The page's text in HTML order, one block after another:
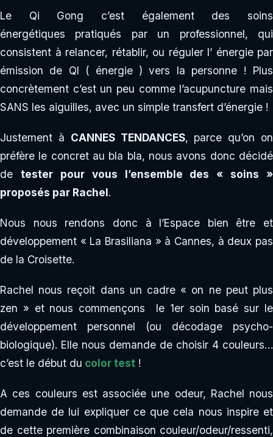
Le Qi Gong c’est également des soins
énergétiques pratiqués par un professionnel, qui
consistent à relancer, rétablir, ou réguler l’ énergie par
émission de QI ( énergie ) vers la personne ! Plus
concrètement c’est un peu comme l’acupuncture mais
SANS les aiguilles, avec un simple transfert d’énergie !
Justement à CANNES TENDANCES, parce qu’on on
préfère le concret au bla bla, nous avons donc décidé
de tester pour vous l’ensemble des « soins »
proposés par Rachel.
Nous nous rendons donc à l’Espace bien être et
développement « La Brasiliana » à Cannes, à deux pas
de la Croisette.
Rachel nous reçoit dans un cadre « on ne peut plus
zen » et nous commençons le 1er soin basé sur le
développement personnel (ou décodage psycho-
biologique). Elle nous demande de choisir 4 couleurs…
c’est le début du color test !
A ces couleurs est associée une odeur, Rachel nous
demande de lui expliquer ce que cela nous inspire et
de cette première combinaison couleur/odeur/ressenti,